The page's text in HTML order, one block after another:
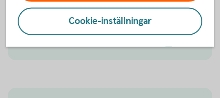
marknadshändelser – ta del av vår analys.
Swedbank
Cookie-inställningar